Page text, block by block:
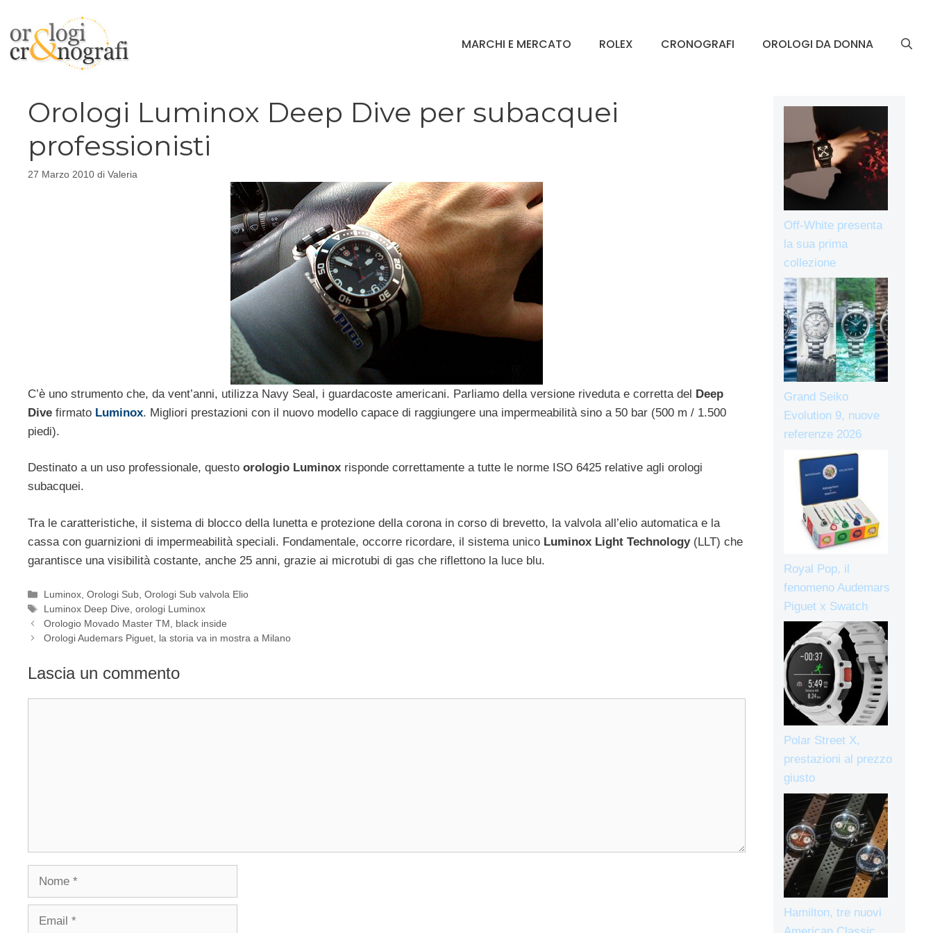
contenuto
MARCHI E MERCATO ROLEX CRONOGRAFI OROLOGI DA DONNA
Orologi Luminox Deep Dive per subacquei
professionisti
27 Marzo 2010 di Valeria
C’è uno strumento che, da vent’anni, utilizza Navy Seal, i guardacoste americani. Parliamo della versione riveduta e corretta del Deep
Dive firmato Luminox. Migliori prestazioni con il nuovo modello capace di raggiungere una impermeabilità sino a 50 bar (500 m / 1.500
piedi).
Destinato a un uso professionale, questo orologio Luminox risponde correttamente a tutte le norme ISO 6425 relative agli orologi
subacquei.
Tra le caratteristiche, il sistema di blocco della lunetta e protezione della corona in corso di brevetto, la valvola all’elio automatica e la
cassa con guarnizioni di impermeabilità speciali. Fondamentale, occorre ricordare, il sistema unico Luminox Light Technology(LLT) che
garantisce una visibilità costante, anche 25 anni, grazie ai microtubi di gas che riflettono la luce blu.
Categorie
Luminox,Orologi Sub,Orologi Sub valvola Elio
Tag
Luminox Deep Dive,orologi Luminox
Navigazione
articolo
Orologio Movado Master TM, black inside
Orologi Audemars Piguet, la storia va in mostra a Milano
Lascia un commento
Off-White presenta
la sua prima
collezione
Grand Seiko
Evolution 9, nuove
referenze 2026
Royal Pop, il
fenomeno Audemars
Piguet x Swatch
Polar Street X,
prestazioni al prezzo
giusto
Hamilton, tre nuovi